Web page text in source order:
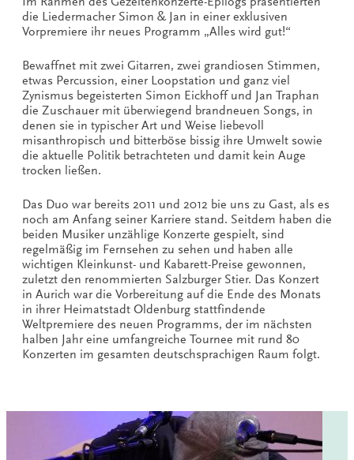
die Liedermacher Simon & Jan in einer exklusiven
Vorpremiere ihr neues Programm „Alles wird gut!“
Bewaffnet mit zwei Gitarren, zwei grandiosen Stimmen,
etwas Percussion, einer Loopstation und ganz viel
Zynismus begeisterten Simon Eickhoff und Jan Traphan
die Zuschauer mit überwiegend brandneuen Songs, in
denen sie in typischer Art und Weise liebevoll
misanthropisch und bitterböse bissig ihre Umwelt sowie
die aktuelle Politik betrachteten und damit kein Auge
trocken ließen.
Das Duo war bereits 2011 und 2012 bie uns zu Gast, als es
noch am Anfang seiner Karriere stand. Seitdem haben die
beiden Musiker unzählige Konzerte gespielt, sind
regelmäßig im Fernsehen zu sehen und haben alle
wichtigen Kleinkunst- und Kabarett-Preise gewonnen,
zuletzt den renommierten Salzburger Stier. Das Konzert
in Aurich war die Vorbereitung auf die Ende des Monats
in ihrer Heimatstadt Oldenburg stattfindende
Weltpremiere des neuen Programms, der im nächsten
halben Jahr eine umfangreiche Tournee mit rund 80
Konzerten im gesamten deutschsprachigen Raum folgt.